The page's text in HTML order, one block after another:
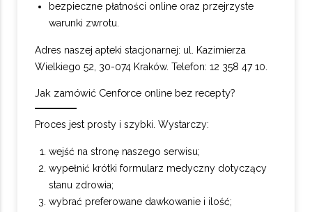
bezpieczne płatności online oraz przejrzyste
warunki zwrotu.
Adres naszej apteki stacjonarnej: ul. Kazimierza
Wielkiego 52, 30-074 Kraków. Telefon: 12 358 47 10.
Jak zamówić Cenforce online bez recepty?
Proces jest prosty i szybki. Wystarczy:
wejść na stronę naszego serwisu;
wypełnić krótki formularz medyczny dotyczący
stanu zdrowia;
wybrać preferowane dawkowanie i ilość;